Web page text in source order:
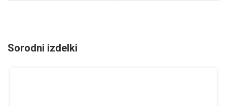
Sorodni izdelki